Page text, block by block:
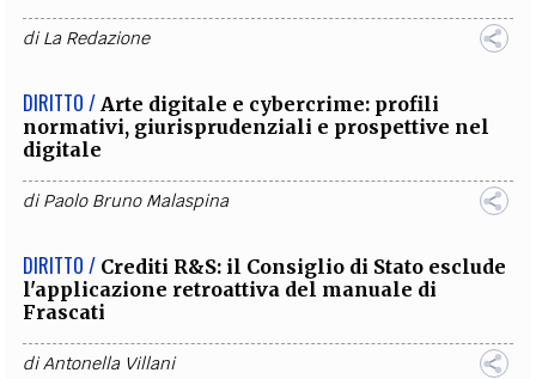
diLa Redazione
DIRITTO / Arte digitale e cybercrime: profili
normativi, giurisprudenziali e prospettive nel
digitale
diPaolo Bruno Malaspina
DIRITTO / Crediti R&S: il Consiglio di Stato esclude
l'applicazione retroattiva del manuale di
Frascati
diAntonella Villani